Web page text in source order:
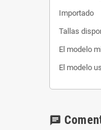
Importado
Tallas
El modelo
El modelo
chat